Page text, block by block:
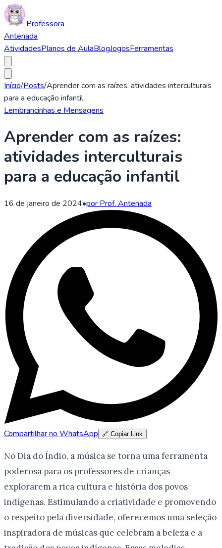
Professora
Antenada
AtividadesPlanos de AulaBlogJogosFerramentas
Início/Posts/Aprender com as raízes: atividades interculturais
para a educação infantil
Lembrancinhas e Mensagens
Aprender com as raízes:
atividades interculturais
para a educação infantil
16 de janeiro de 2024•por Prof. Antenada
Compartilhar no WhatsApp 🔗 Copiar Link
No Dia do Índio, a música se torna uma ferramenta
poderosa para os professores de crianças
explorarem a rica cultura e história dos povos
indígenas. Estimulando a criatividade e promovendo
o respeito pela diversidade, oferecemos uma seleção
inspiradora de músicas que celebram a beleza e a